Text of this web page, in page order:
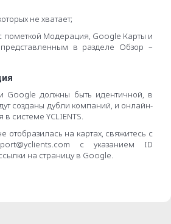
не хватает;
пометкой Модерация, Google Карты и
в разделе Обзор –
Google должны быть идентичной, в
созданы дубли компаний, и онлайн-
в системе YCLIENTS.
отобразилась на картах, свяжитесь с
с указанием ID
на страницу в Google.